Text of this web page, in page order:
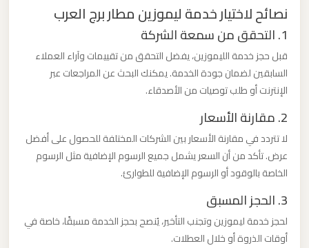
نصائح لاختيار خدمة ليموزين مطار برج العرب
1. التحقق من سمعة الشركة
قبل حجز خدمة الليموزين، يفضل التحقق من تقييمات وآراء العملاء
السابقين لضمان جودة الخدمة. يمكنك البحث عن المراجعات عبر
الإنترنت أو طلب توصيات من الأصدقاء.
2. مقارنة الأسعار
لا تتردد في مقارنة الأسعار بين الشركات المختلفة للحصول على أفضل
عرض. تأكد من أن السعر يشمل جميع الرسوم الإضافية مثل الرسوم
الخاصة بالوقود أو الرسوم الإضافية للطوارئ.
3. الحجز المسبق
لحجز خدمة ليموزين وتجنب التأخير، يُنصح بحجز الخدمة مسبقًا، خاصة في
أوقات الذروة أو خلال العطلات.
القاهرة
ليموزين
القاهرة
للاسكندرية
ليموزين
القاهرة